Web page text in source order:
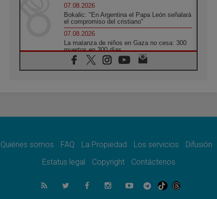
07.08.2026
Bokalic: "En Argentina el Papa León señalará
el compromiso del cristiano"
07.08.2026
La matanza de niños en Gaza no cesa: 300
muertos en 300 días
07.08.2026
Tagle: La guerra desfigura el mundo, solo la
como misión al servicio del Evangelio
SIGNIS 2026, dar voz a las religiosas en el
espacio público
07.08.2026
Lanzan un proyecto de empoderamiento
Quiénes somos FAQ La Propiedad Los servicios
Difusión
Estatus legal
Copyright Contáctenos